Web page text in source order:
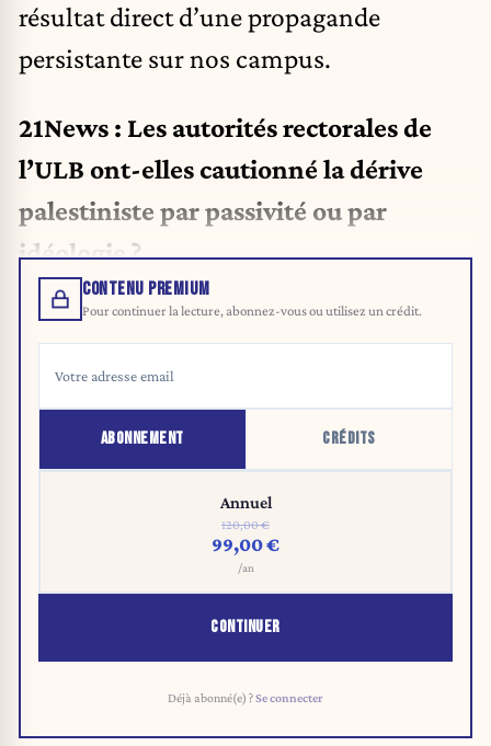
résultat direct d’une propagande
persistante sur nos campus.
21News : Les autorités rectorales de
l’ULB ont-elles cautionné la dérive
palestiniste par passivité ou par
idéologie ?
CONTENU PREMIUM
Pour continuer la lecture, abonnez-vous ou utilisez un crédit.
ABONNEMENT CRÉDITS
Annuel
120,00 €
99,00 €
/an
CONTINUER
Déjà abonné(e) ?Se connecter